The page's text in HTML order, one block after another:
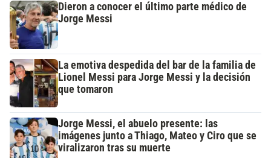
Dieron a conocer el último parte médico de
Jorge Messi
La emotiva despedida del bar de la familia de
Lionel Messi para Jorge Messi y la decisión
que tomaron
Jorge Messi, el abuelo presente: las
imágenes junto a Thiago, Mateo y Ciro que se
viralizaron tras su muerte